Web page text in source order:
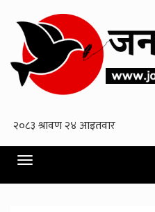
Toggle
navigation